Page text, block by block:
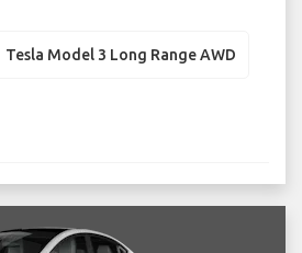
Tesla Model 3 Long Range AWD